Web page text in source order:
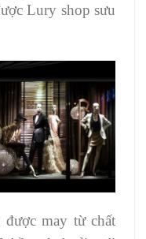
Lury shop sưu
may từ chất